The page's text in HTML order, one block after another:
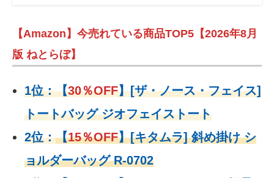
【Amazon】今売れている商品TOP5【2026年8月
版 ねとらぼ】
1位：【30％OFF】[ザ・ノース・フェイス]
トートバッグ ジオフェイストート
2位：【15％OFF】[キタムラ] 斜め掛け シ
ョルダーバッグ R-0702